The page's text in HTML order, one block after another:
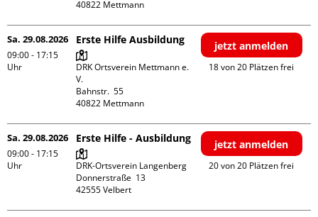
Sa. 29.08.2026
09:00 - 17:15
Uhr
Erste Hilfe Ausbildung
DRK Ortsverein Mettmann e.
V.
Bahnstr.  55
jetzt anmelden
18 von 20 Plätzen frei
Sa. 29.08.2026
09:00 - 17:15
Uhr
Erste Hilfe - Ausbildung
DRK-Ortsverein Langenberg
Donnerstraße  13
jetzt anmelden
20 von 20 Plätzen frei